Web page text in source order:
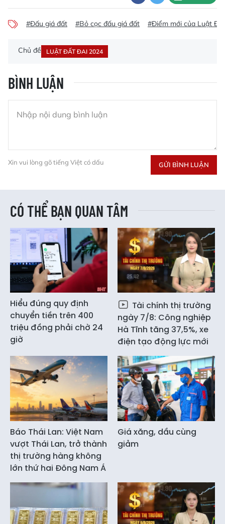
#Đấu giá đất #Bỏ cọc đấu giá đất #Điểm mới của Luật
Chủ đề LUẬT ĐẤT ĐAI 2024
BÌNH LUẬN
Xin vui lòng gõ tiếng Việt có dấu GỬI BÌNH LUẬN
CÓ THỂ BẠN QUAN TÂM
Hiểu đúng quy định
chuyển tiền trên 400
triệu đồng phải chờ 24
giờ
Tài chính thị trường
ngày 7/8: Công nghiệp
Hà Tĩnh tăng 37,5%, xe
điện tạo động lực mới
Báo Thái Lan: Việt Nam
vượt Thái Lan, trở thành
thị trường hàng không
lớn thứ hai Đông Nam Á
Giá xăng, dầu cùng
giảm